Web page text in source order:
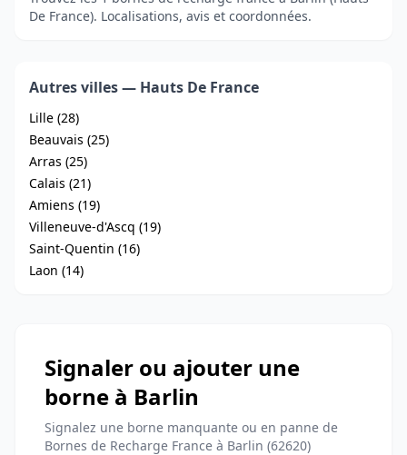
De France). Localisations, avis et coordonnées.
Autres villes — Hauts De France
Lille (28)
Beauvais (25)
Arras (25)
Calais (21)
Amiens (19)
Villeneuve-d'Ascq (19)
Saint-Quentin (16)
Laon (14)
Signaler ou ajouter une
borne à Barlin
Signalez une borne manquante ou en panne de
Bornes de Recharge France à Barlin (62620)